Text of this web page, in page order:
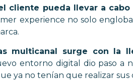
cliente pueda llevar a
experience no solo
multicanal surge con la
entorno digital dio paso a
ya no tenían que realizar